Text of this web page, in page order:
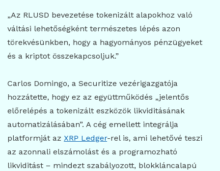
„Az RLUSD bevezetése tokenizált alapokhoz való
váltási lehetőségként természetes lépés azon
törekvésünkben, hogy a hagyományos pénzügyeket
és a kriptot összekapcsoljuk.”
Carlos Domingo, a Securitize vezérigazgatója
hozzátette, hogy ez az együttműködés „jelentős
előrelépés a tokenizált eszközök likviditásának
automatizálásában”. A cég emellett integrálja
platformját az XRP Ledger-rel is, ami lehetővé teszi
az azonnali elszámolást és a programozható
likviditást – mindezt szabályozott, blokkláncalapú